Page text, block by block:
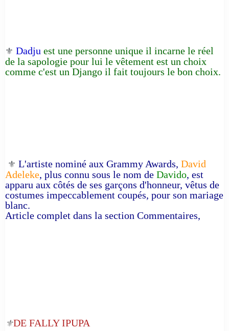
⚜️ Dadju est une personne unique il incarne le réel
de la sapologie pour lui le vêtement est un choix
comme c'est un Django il fait toujours le bon choix.
⚜️ L'artiste nominé aux Grammy Awards, David
Adeleke, plus connu sous le nom de Davido, est
apparu aux côtés de ses garçons d'honneur, vêtus de
costumes impeccablement coupés, pour son mariage
blanc.
Article complet dans la section Commentaires,
⚜️DE FALLY IPUPA